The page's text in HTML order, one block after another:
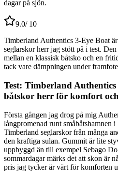
dagar på sjön.
9.0/ 10
Timberland Authentics 3-Eye Boat
seglarskor herr jag stött på i test.
mellan en klassisk båtsko och en
tack vare dämpningen under
Test: Timberland
båtskor herr för komfort
Första gången jag drog på mig
långpromenad runt småbåtshamnen
Timberland seglarskor från många
den kraftiga sulan. Gummit är lite
uppbyggd än till exempel Sebago
sommardagar märks det att skon är
pris jag tycker är värt för komforten